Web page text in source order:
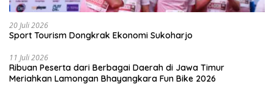
20 Juli 2026
Sport Tourism Dongkrak Ekonomi Sukoharjo
11 Juli 2026
Ribuan Peserta dari Berbagai Daerah di Jawa Timur
Meriahkan Lamongan Bhayangkara Fun Bike 2026